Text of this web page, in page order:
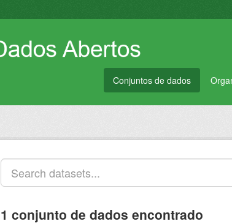
Conjuntos de dados
1 conjunto de dados encontrado